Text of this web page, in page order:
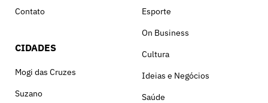
Contato
CIDADES
Mogi das Cruzes
Suzano
Esporte
On Business
Cultura
Ideias e Negócios
Saúde